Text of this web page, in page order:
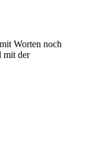
Worten noch
mit der